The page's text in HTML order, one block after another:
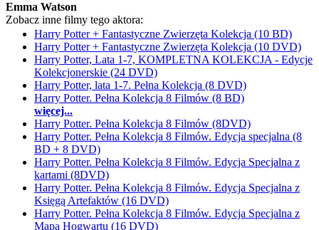
Emma Watson
Zobacz inne filmy tego aktora:
Harry Potter + Fantastyczne Zwierzęta Kolekcja (10 BD)
Harry Potter + Fantastyczne Zwierzęta Kolekcja (10 DVD)
Harry Potter, Lata 1-7, KOMPLETNA KOLEKCJA - Edycje
Kolekcjonerskie (24 DVD)
Harry Potter, lata 1-7. Pełna Kolekcja (8 DVD)
Harry Potter. Pełna Kolekcja 8 Filmów (8 BD)
więcej...
Harry Potter. Pełna Kolekcja 8 Filmów (8DVD)
Harry Potter. Pełna Kolekcja 8 Filmów. Edycja specjalna (8
BD + 8 DVD)
Harry Potter. Pełna Kolekcja 8 Filmów. Edycja Specjalna z
kartami (8DVD)
Harry Potter. Pełna Kolekcja 8 Filmów. Edycja Specjalna z
Księgą Artefaktów (16 DVD)
Harry Potter. Pełna Kolekcja 8 Filmów. Edycja Specjalna z
Mapą Hogwartu (16 DVD)